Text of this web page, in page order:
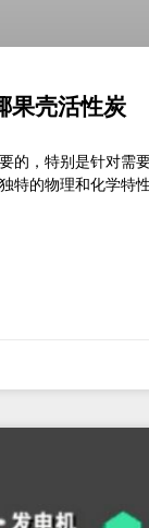
果壳活性炭
的，特别是针对需
特的物理和化学特